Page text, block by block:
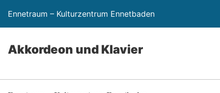
Ennetraum – Kulturzentrum Ennetbaden
Akkordeon und Klavier